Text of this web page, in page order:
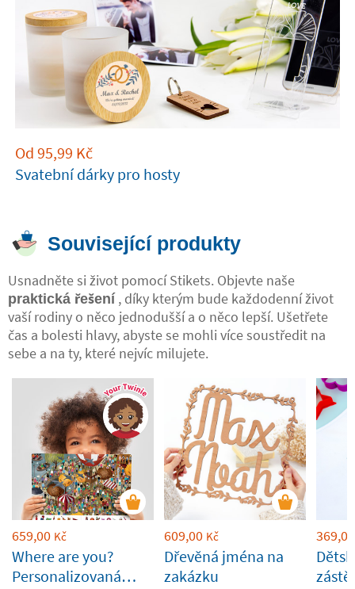
Od 95,99 Kč
Svatební dárky pro hosty
Související produkty
Usnadněte si život pomocí Stikets. Objevte naše
praktická řešení, díky kterým bude každodenní život
vaší rodiny o něco jednodušší a o něco lepší. Ušetřete
čas a bolesti hlavy, abyste se mohli více soustředit na
sebe a na ty, které nejvíc milujete.
659,00 Kč
Where are you?
Personalizovaná
609,00 Kč
Dřevěná jména na
zakázku
369,00